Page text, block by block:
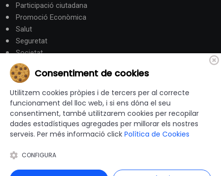
Participació ciutadana
Promoció Econòmica
Salut
Seguretat
Societat
Turisme
Altres Canals
canalandorra.ad
© 2012-2026 Ajuntaments de Catalunya - Tots els drets
Avís Legal |Política de privacitat|
Consentiment de cookies
Utilitzem cookies pròpies i de tercers per al correcte
funcionament del lloc web, i si ens dóna el seu
consentiment, també utilitzarem cookies per recopilar
dades estadístiques agregades per millorar els nostres
serveis. Per més informació click Política de Cookies
CONFIGURA